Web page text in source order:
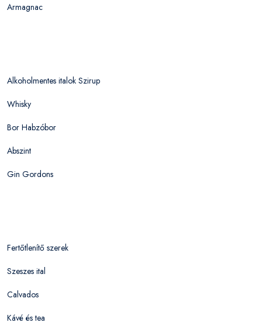
Armagnac
Alkoholmentes italok Szirup
Whisky
Bor Habzóbor
Abszint
Gin Gordons
Fertőtlenítő szerek
Szeszes ital
Calvados
Kávé és tea